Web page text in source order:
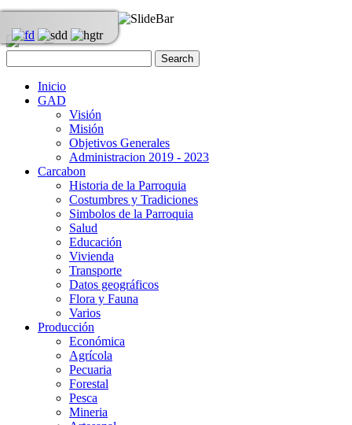
Inicio
GAD
Visión
Misión
Objetivos Generales
Administracion 2019 - 2023
Carcabon
Historia de la Parroquia
Costumbres y Tradiciones
Simbolos de la Parroquia
Salud
Educación
Vivienda
Transporte
Datos geográficos
Flora y Fauna
Varios
Producción
Económica
Agrícola
Pecuaria
Forestal
Pesca
Mineria